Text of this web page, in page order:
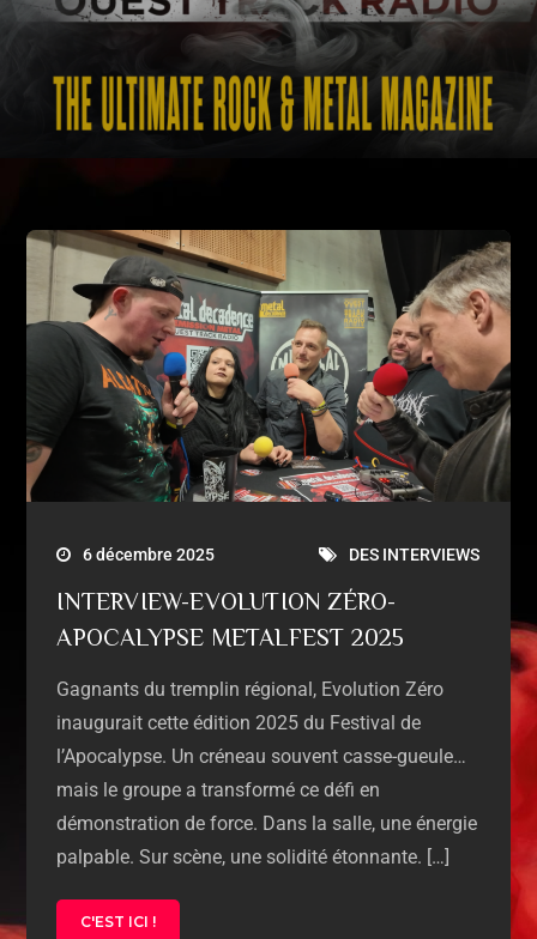
6 décembre 2025 DES INTERVIEWS
INTERVIEW-EVOLUTION ZÉRO-
APOCALYPSE METALFEST 2025
Gagnants du tremplin régional, Evolution Zéro
inaugurait cette édition 2025 du Festival de
l’Apocalypse. Un créneau souvent casse-gueule…
mais le groupe a transformé ce défi en
démonstration de force. Dans la salle, une énergie
palpable. Sur scène, une solidité étonnante. […]
C'EST ICI !